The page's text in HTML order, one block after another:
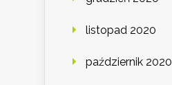
listopad 2020
październik 2020